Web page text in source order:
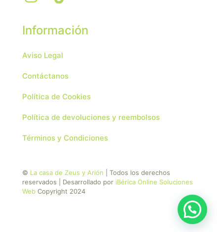
Información
Aviso Legal
Contáctanos
Política de Cookies
Política de devoluciones y reembolsos
Términos y Condiciones
© La casa de Zeus y Arión | Todos los derechos
reservados | Desarrollado por iBérica Online Soluciones
Web Copyright 2024